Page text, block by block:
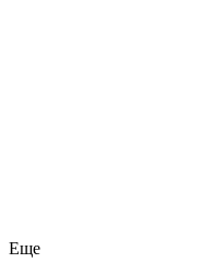
Еще